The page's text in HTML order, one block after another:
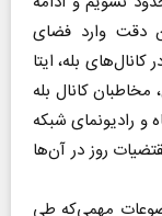
دقت وارد فضای
بله، ایتا
کانال بله
وبگاه و رادیونمای شبکه
روز در آن‌ها
مهمی‌که طی